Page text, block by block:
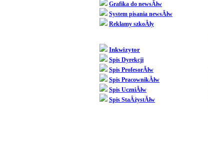
Grafika do newsĂłw
System pisania newsĂłw
Reklamy szkoÂły
Inkwizytor
Spis Dyrekcji
Spis ProfesorĂłw
Spis PracownikĂłw
Spis UczniĂłw
Spis StaÂżystĂłw